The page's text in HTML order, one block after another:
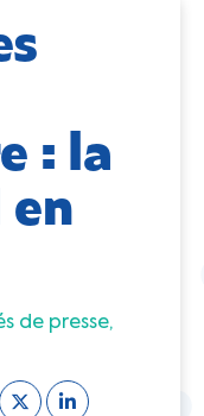
: la
en
de presse